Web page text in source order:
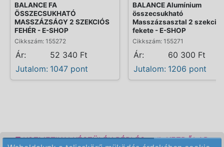
BALANCE FA
ÖSSZECSUKHATÓ
MASSZÁZSÁGY 2 SZEKCIÓS
FEHÉR - E-SHOP
Cikkszám: 155272
Ár:
52 340 Ft
Jutalom: 1047 pont
BALANCE Alumínium
összecsukható
Masszázsasztal 2
fekete - E-SHOP
Cikkszám: 155271
Ár:
60 300 Ft
Jutalom: 1206 pont
KOZMETIKAI KÉSZÜLÉK BÉRLÉS KEZDŐLAP